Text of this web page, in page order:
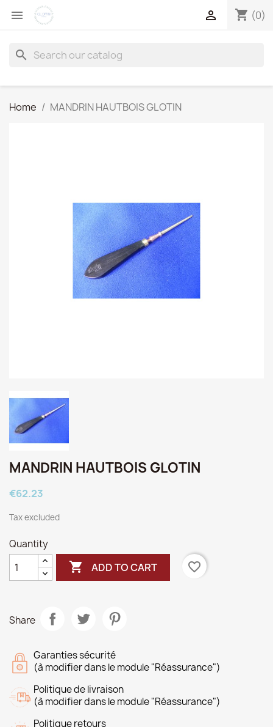
 shopping_cart (0)

search
Home MANDRIN HAUTBOIS GLOTIN
MANDRIN HAUTBOIS GLOTIN
€62.23
Tax excluded
Quantity
 ADD TO CART favorite_border
Share
Garanties sécurité
(à modifier dans le module "Réassurance")
Politique de livraison
(à modifier dans le module "Réassurance")
Politique retours